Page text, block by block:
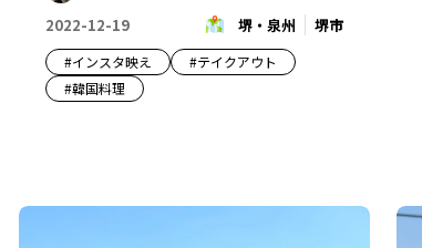
2022-12-19
堺・泉州 堺市
#インスタ映え #テイクアウト
#韓国料理